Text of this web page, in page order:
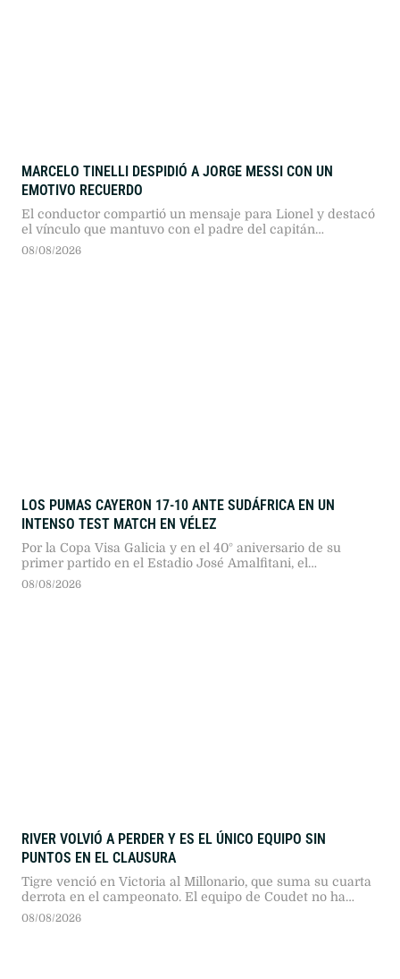
MARCELO TINELLI DESPIDIÓ A JORGE MESSI CON UN
EMOTIVO RECUERDO
El conductor compartió un mensaje para Lionel y destacó
el vínculo que mantuvo con el padre del capitán
argentino.
08/08/2026
LOS PUMAS CAYERON 17-10 ANTE SUDÁFRICA EN UN
INTENSO TEST MATCH EN VÉLEZ
Por la Copa Visa Galicia y en el 40° aniversario de su
primer partido en el Estadio José Amalfitani, el
seleccionado argentino dio pelea ante los bicampeones
08/08/2026
RIVER VOLVIÓ A PERDER Y ES EL ÚNICO EQUIPO SIN
PUNTOS EN EL CLAUSURA
Tigre venció en Victoria al Millonario, que suma su cuarta
derrota en el campeonato. El equipo de Coudet no ha
podido marcar goles desde que comenzó el torneo.
08/08/2026